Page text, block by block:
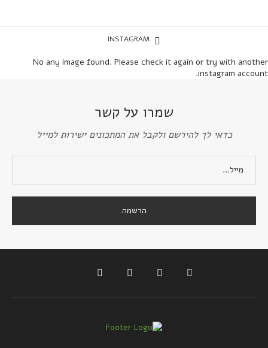
INSTAGRAM
No any image found. Please check it again or try with another
instagram account.
שמרו על קשר
כדאי לך להירשם ולקבל את המתכונים ישירות למייל